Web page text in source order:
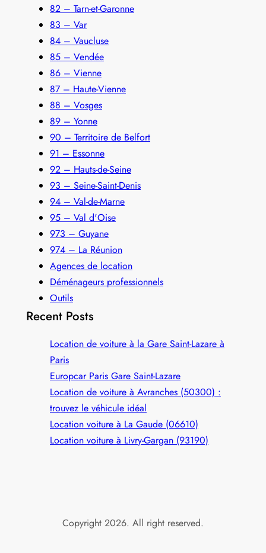
82 – Tarn-et-Garonne
83 – Var
84 – Vaucluse
85 – Vendée
86 – Vienne
87 – Haute-Vienne
88 – Vosges
89 – Yonne
90 – Territoire de Belfort
91 – Essonne
92 – Hauts-de-Seine
93 – Seine-Saint-Denis
94 – Val-de-Marne
95 – Val d'Oise
973 – Guyane
974 – La Réunion
Agences de location
Déménageurs professionnels
Outils
Recent Posts
Location de voiture à la Gare Saint-Lazare à
Paris
Europcar Paris Gare Saint‑Lazare
Location de voiture à Avranches (50300) :
trouvez le véhicule idéal
Location voiture à La Gaude (06610)
Location voiture à Livry-Gargan (93190)
Copyright 2026. All right reserved.